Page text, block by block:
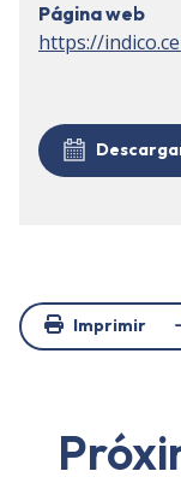
Página web
https://
Imprimir